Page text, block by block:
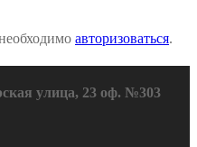
авторизоваться.
улица, 23 оф. №303